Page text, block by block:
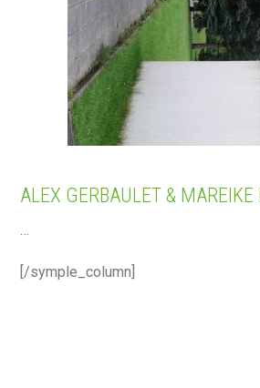
ALEX GERBAULET & MAREIKE
…
[/symple_column]